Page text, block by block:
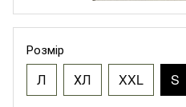
Розмір
Л ХЛ XXL S